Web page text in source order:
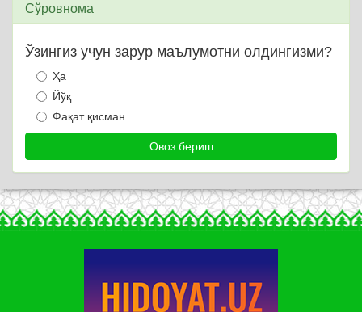
Сўровнома
Ўзингиз учун зарур маълумотни олдингизми?
Ҳа
Йўқ
Фақат қисман